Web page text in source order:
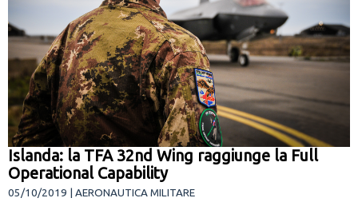
Islanda: la TFA 32nd Wing raggiunge la Full
Operational Capability
05/10/2019 | AERONAUTICA MILITARE